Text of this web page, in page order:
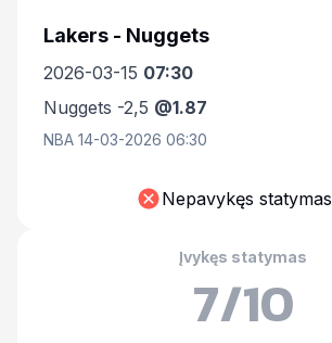
Lakers - Nuggets
2026-03-15 07:30
Nuggets -2,5 @1.87
NBA 14-03-2026 06:30
Nepavykęs statymas
Įvykęs statymas
7/10